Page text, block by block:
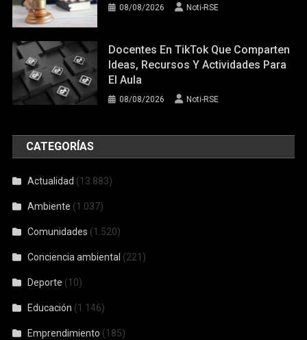
08/08/2026 Noti-RSE
Docentes En TikTok Que Comparten
Ideas, Recursos Y Actividades Para
El Aula
08/08/2026 Noti-RSE
CATEGORÍAS
Actualidad (13.883)
Ambiente (1.037)
Comunidades (1.520)
Conciencia ambiental (221)
Deporte (10)
Educación (1.146)
Emprendimiento (185)